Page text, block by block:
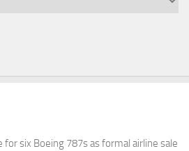
six Boeing 787s as formal airline sale